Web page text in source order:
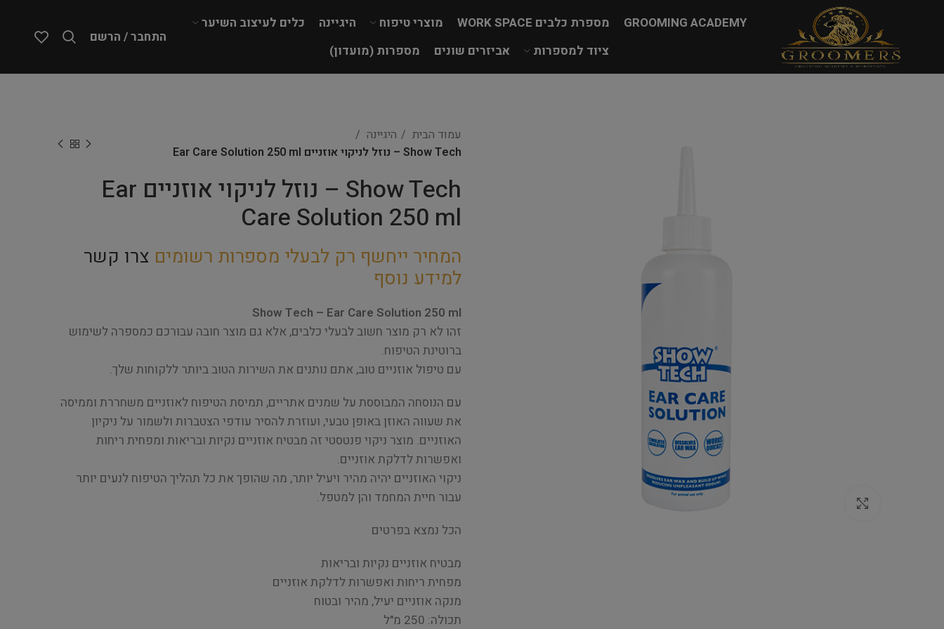
GROOMING ACADEMY מספרת כלבים WORK SPACE מוצרי טיפוח היגיינה
כלים לעיצוב השיער
ציוד למספרות
אביזרים שונים מספרות (מועדון)
התחבר / הרשם
עמוד הבית
היגיינה
Show Tech – נוזל לניקוי אוזניים Ear Care Solution 250 ml
Show Tech – נוזל לניקוי אוזניים Ear
Care Solution 250 ml
המחיר ייחשף רק לבעלי מספרות רשומים צרו קשר
למידע נוסף
Show Tech – Ear Care Solution 250 ml
זהו לא רק מוצר חשוב לבעלי כלבים, אלא גם מוצר חובה עבורכם כמספרה לשימוש
ברוטינת הטיפוח.
עם טיפול אוזניים טוב, אתם נותנים את השירות הטוב ביותר ללקוחות שלך.
עם הנוסחה המבוססת על שמנים אתריים, תמיסת הטיפוח לאוזניים משחררת וממיסה
את שעווה האוזן באופן טבעי, ועוזרת להסיר עודפי הצטברות ולשמור על ניקיון
האוזניים. מוצר ניקוי פנטסטי זה מבטיח אוזניים נקיות ובריאות ומפחית ריחות
ואפשרות לדלקת אוזניים.
ניקוי האוזניים יהיה מהיר ויעיל יותר, מה שהופך את כל תהליך הטיפוח לנעים יותר
עבור חיית המחמד והן למטפל.
הכל נמצא בפרטים
מבטיח אוזניים נקיות ובריאות
מפחית ריחות ואפשרות לדלקת אוזניים
מנקה אוזניים יעיל, מהיר ובטוח
תכולה: 250 מ"ל